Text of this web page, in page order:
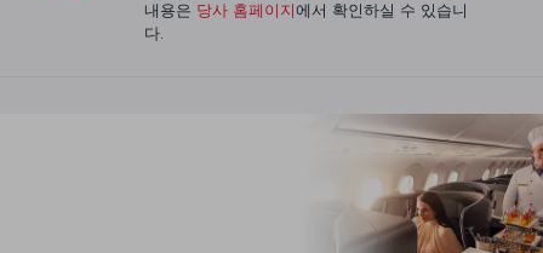
내용은 당사 홈페이지에서 확인하실 수 있습니
다.